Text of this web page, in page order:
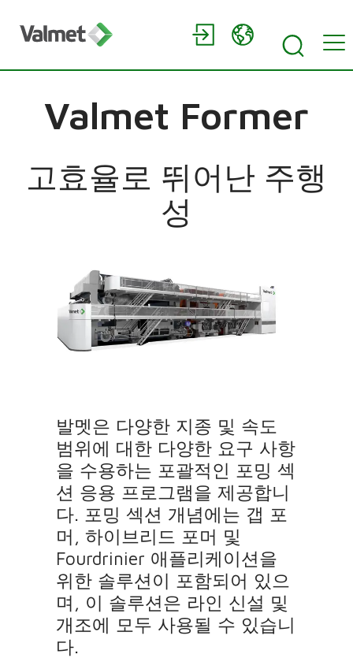
Valmet Former
고효율로 뛰어난 주행
성
발멧은 다양한 지종 및 속도
범위에 대한 다양한 요구 사항
을 수용하는 포괄적인 포밍 섹
션 응용 프로그램을 제공합니
다. 포밍 섹션 개념에는 갭 포
머, 하이브리드 포머 및
Fourdrinier 애플리케이션을
위한 솔루션이 포함되어 있으
며, 이 솔루션은 라인 신설 및
개조에 모두 사용될 수 있습니
다.